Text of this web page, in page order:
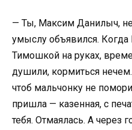
— Ты, Максим Данилыч, не
умыслу объявился. Когда
Тимошкой на руках,
душили, кормиться
чтоб мальчонку не
пришла — казенная, с
тебя. Отмаялась. А через